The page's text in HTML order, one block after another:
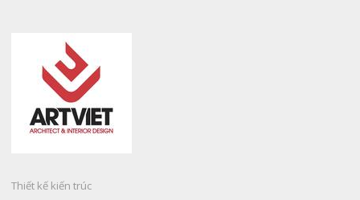
Thiết kế kiến trúc